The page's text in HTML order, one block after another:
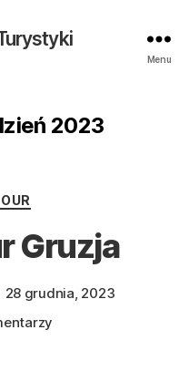
Menu
2023
Gruzja
28 grudnia, 2023